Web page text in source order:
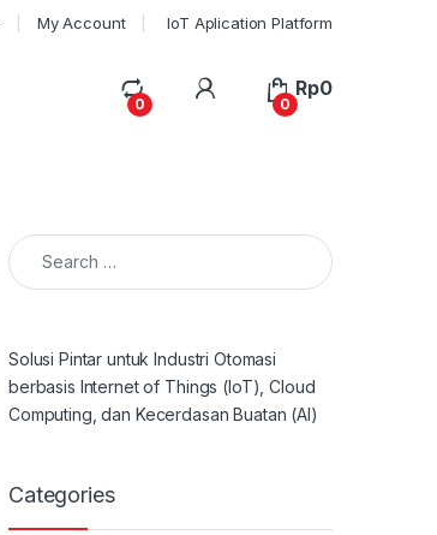
My Account IoT Aplication Platform
0
My Account
0
Rp0
Search for:
Solusi Pintar untuk Industri Otomasi
berbasis Internet of Things (IoT), Cloud
Computing, dan Kecerdasan Buatan (AI)
Categories